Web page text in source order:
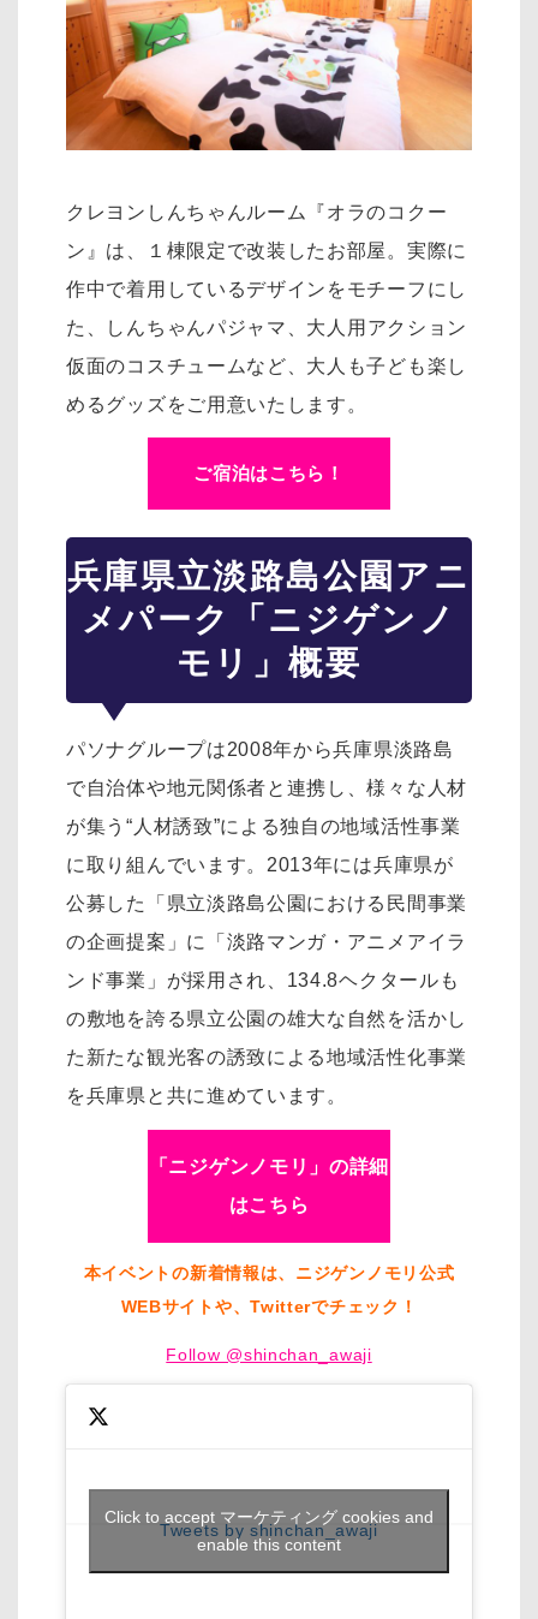
クレヨンしんちゃんルーム『オラのコクー
ン』は、１棟限定で改装したお部屋。実際に
作中で着用しているデザインをモチーフにし
た、
しんちゃんパジャマ、大人用アクション
仮面のコスチュームなど、大人も子ども楽し
めるグッズをご用意いたします。
ご宿泊はこちら！
兵庫県立淡路島公園アニ
メパーク「ニジゲンノ
モリ」概要
パソナグループは2008年から兵庫県淡路島
で自治体や地元関係者と連携し、様々な人材
が集う“人材誘致”による独自の地域活性事業
に取り組んでいます。2013年には兵庫県が
公募した「県立淡路島公園における民間事業
の企画提案」に「淡路マンガ・アニメアイラ
ンド事業」が採用され、134.8ヘクタールも
の敷地を誇る県立公園の雄大な自然を活かし
た新たな観光客の誘致による地域活性化事業
を兵庫県と共に進めています。
「ニジゲンノモリ」の詳細
はこちら
本イベントの新着情報は、ニジゲンノモリ公式
WEBサイトや、Twitterでチェック！
Follow @shinchan_awaji
Tweets by shinchan_awaji
Click to accept マーケティング cookies and
enable this content